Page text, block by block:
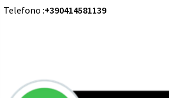
Telefono :+390414581139